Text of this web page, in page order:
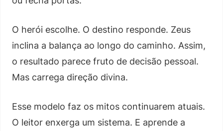
O herói escolhe. O destino responde. Zeus
inclina a balança ao longo do caminho. Assim,
o resultado parece fruto de decisão pessoal.
Mas carrega direção divina.
Esse modelo faz os mitos continuarem atuais.
O leitor enxerga um sistema. E aprende a